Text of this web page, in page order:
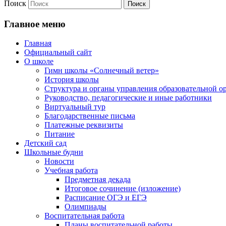
Поиск
Главное меню
Главная
Официальный сайт
О школе
Гимн школы «Солнечный ветер»
История школы
Структура и органы управления образовательной
Руководство, педагогические и иные работники
Виртуальный тур
Благодарственные письма
Платежные реквизиты
Питание
Детский сад
Школьные будни
Новости
Учебная работа
Предметная декада
Итоговое сочинение (изложение)
Расписание ОГЭ и ЕГЭ
Олимпиады
Воспитательная работа